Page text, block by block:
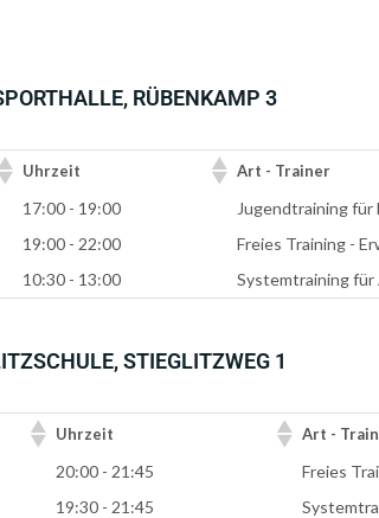
RÜBENKAMP 3
Uhrzeit Art - Trainer
17:00 - 19:00
Jugendtraining für
19:00 - 22:00
Freies Training -
10:30 - 13:00 Systemtraining für
STIEGLITZWEG 1
Uhrzeit Art -
20:00 - 21:45
Freies
19:30 - 21:45